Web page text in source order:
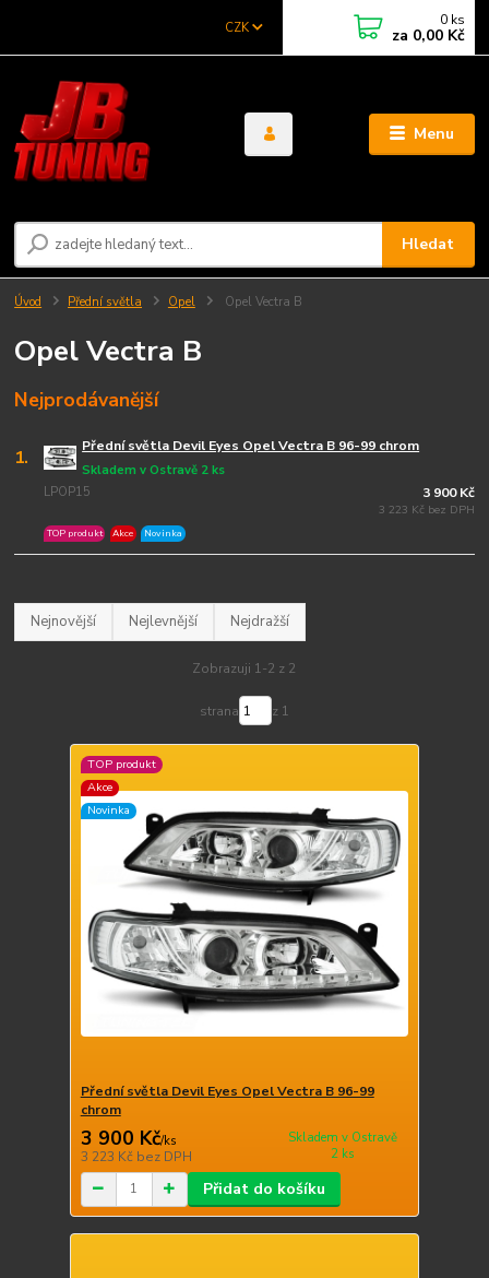
Menu
CZK
Hledat
0 ks
za 0,00 Kč
Úvod Přední světla Opel Opel Vectra B
Opel Vectra B
Nejprodávanější
1. Přední světla Devil Eyes Opel Vectra B 96-99 chrom
LPOP15
Skladem v Ostravě 2 ks
TOP produkt Akce Novinka
3 900 Kč
3 223 Kč bez DPH
Nejnovější Nejlevnější Nejdražší
Zobrazuji 1-2 z 2
strana z 1
TOP produkt
Akce
Novinka
Přední světla Devil Eyes Opel Vectra B 96-99
chrom
3 900 Kč/ks
3 223 Kč bez DPH
Skladem v Ostravě
2 ks
Přidat do košíku